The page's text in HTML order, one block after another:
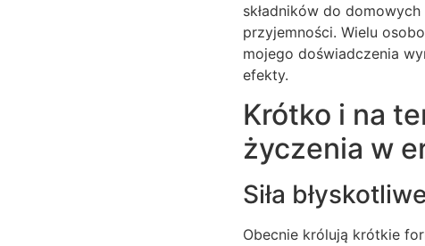
składników do
przyjemności. Wielu
mojego doświadczenia
efekty.
Krótko i na
życzenia w
Siła
Obecnie królują krótkie